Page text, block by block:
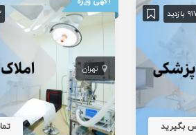
بگیرید
تهران